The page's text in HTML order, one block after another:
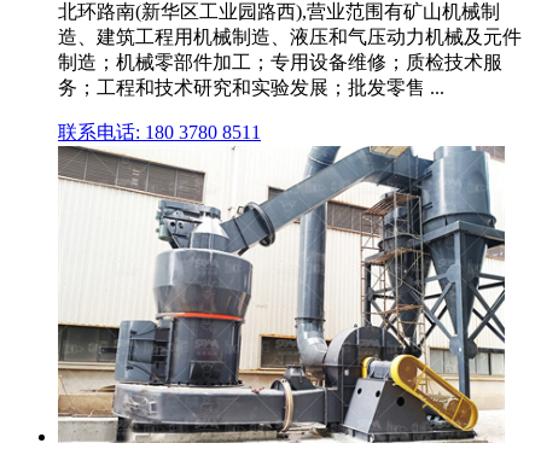
北环路南(新华区工业园路西),营业范围有矿山机械制
造、建筑工程用机械制造、液压和气压动力机械及元件
制造；机械零部件加工；专用设备维修；质检技术服
务；工程和技术研究和实验发展；批发零售 ...
联系电话: 180 3780 8511